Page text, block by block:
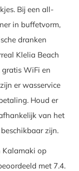
Bij een all-
in buffetvorm,
dranken
Klelia Beach
gratis WiFi en
er wasservice
Houd er
van het
zijn.
Kalamaki op
met 7.4.